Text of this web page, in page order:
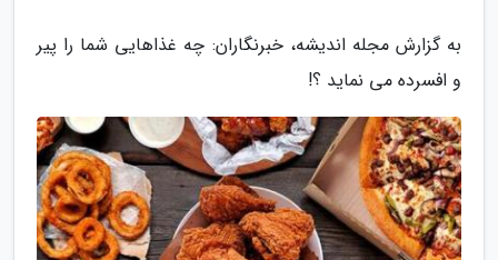
به گزارش مجله اندیشه، خبرنگاران: چه غذاهایی شما را پیر
و افسرده می نماید ؟!